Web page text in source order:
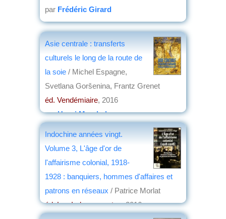
par Frédéric Girard
Asie centrale : transferts
culturels le long de la route de
la soie / Michel Espagne,
Svetlana Goršenina, Frantz Grenet
éd. Vendémiaire, 2016
parHenri Marchal
Indochine années vingt.
Volume 3, L'âge d'or de
l'affairisme colonial, 1918-
1928 : banquiers, hommes d'affaires et
patrons en réseaux / Patrice Morlat
éd. Les Indes savantes, 2016